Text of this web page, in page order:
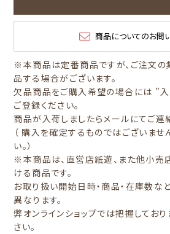
商品についてのお問
※本商品は定番商品ですが、ご注文の
品する場合がございます。
欠品商品をご購入希望の場合には ”
ご登録ください。
商品が入荷しましたらメールにてご連
（ 購入を確定するものではございませ
い。）
※本商品は、直営店紙遊、また他小売
ける商品です。
お取り扱い開始日時・商品・在庫数な
異なります。
弊オンラインショップでは把握してお
さい。